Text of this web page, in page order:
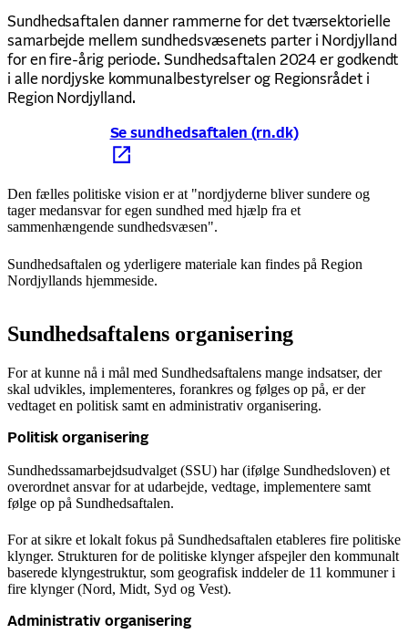
Sundhedsaftalen danner rammerne for det tværsektorielle
samarbejde mellem sundhedsvæsenets parter i Nordjylland
for en fire-årig periode. Sundhedsaftalen 2024 er godkendt
i alle nordjyske kommunalbestyrelser og Regionsrådet i
Region Nordjylland.
Se sundhedsaftalen (rn.dk)
Den fælles politiske vision er at "nordjyderne bliver sundere og
tager medansvar for egen sundhed med hjælp fra et
sammenhængende sundhedsvæsen".
Sundhedsaftalen og yderligere materiale kan findes på Region
Nordjyllands hjemmeside.
Sundhedsaftalens organisering
For at kunne nå i mål med Sundhedsaftalens mange indsatser, der
skal udvikles, implementeres, forankres og følges op på, er der
vedtaget en politisk samt en administrativ organisering.
Politisk organisering
Sundhedssamarbejdsudvalget (SSU) har (ifølge Sundhedsloven) et
overordnet ansvar for at udarbejde, vedtage, implementere samt
følge op på Sundhedsaftalen.
For at sikre et lokalt fokus på Sundhedsaftalen etableres fire politiske
klynger. Strukturen for de politiske klynger afspejler den kommunalt
baserede klyngestruktur, som geografisk inddeler de 11 kommuner i
fire klynger (Nord, Midt, Syd og Vest).
Administrativ organisering